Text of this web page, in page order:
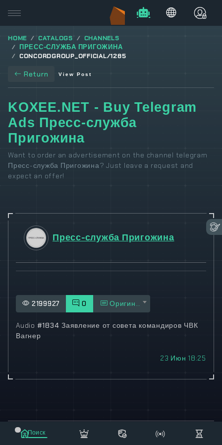
HOME CATALOGS
CHANNELS
ПРЕСС-СЛУЖБА ПРИГОЖИНА
CONCORDGROUP_OFFICIAL/1285
Return View Post
KOXEE.NET - Buy Telegram
Ads Пресс-служба
Пригожина
Want to order an advertisement on the channel telegram
Пресс-служба Пригожина? Just leave a request and
expect an offer!
Пресс-служба Пригожина
2199927 0 Оригинал
Audio #1834 Заявление от совета командиров ЧВК
Вагнер
23 Июн 18:25
Поиск
© 2021-2023 "koxee.net" - the largest cryptocurrency
database on the internet!